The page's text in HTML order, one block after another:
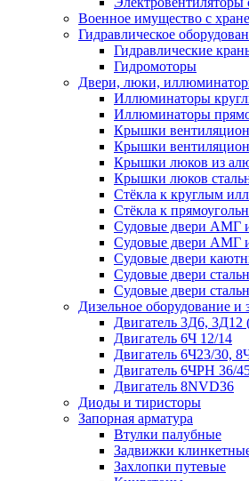
Военное имущество с
Гидравлическое
Гидравлические
Гидромоторы
Двери, люки,
Иллюминаторы
Иллюминаторы
Крышки
Крышки
Крышки люков из
Крышки люков
Стёкла к круглым
Стёкла к
Судовые двери АМГ
Судовые двери АМГ
Судовые двери
Судовые двери
Судовые двери
Дизельное оборудование и
Двигатель 3Д6, 3Д12
Двигатель 6Ч 12/14
Двигатель 6Ч23/30,
Двигатель 6ЧРН 36/
Двигатель 8NVD36
Диоды и тиристоры
Запорная арматура
Втулки палубные
Задвижки
Захлопки путевые